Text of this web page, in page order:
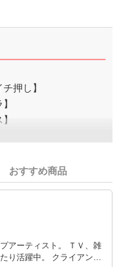
押し】
おすすめ商品
アーティスト。 ＴＶ、雑
り活躍中。 クライアント